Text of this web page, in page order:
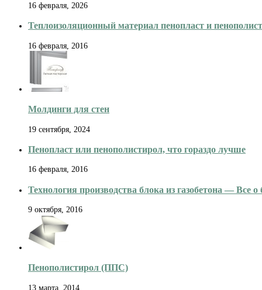
16 февраля, 2026
Теплоизоляционный материал пенопласт и
16 февраля, 2016
Молдинги для стен
19 сентября, 2024
Пенопласт или пенополистирол, что гораздо лучше
16 февраля, 2016
Технология производства блока из газобетона — Все о
9 октября, 2016
Пенополистирол (ППС)
13 марта, 2014